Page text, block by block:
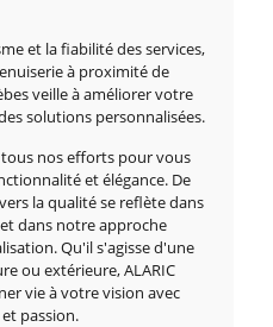
et la fiabilité des services,
à proximité de
veille à améliorer votre
solutions personnalisées.
nos efforts pour vous
et élégance. De
la qualité se reflète dans
dans notre approche
Qu'il s'agisse d'une
ou extérieure, ALARIC
vie à votre vision avec
passion.